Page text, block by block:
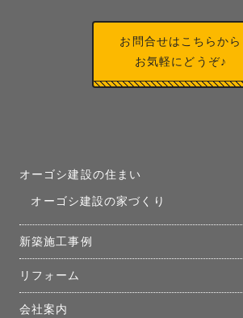
お問合せはこちらから
お気軽にどうぞ♪
オーゴシ建設の住まい
オーゴシ建設の家づくり
新築施工事例
リフォーム
会社案内